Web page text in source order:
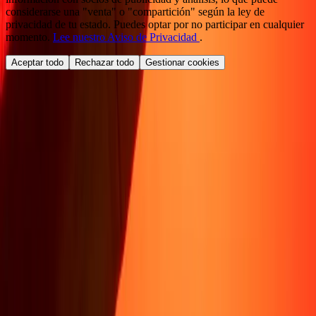
considerarse una "venta" o "compartición" según la ley de
privacidad de tu estado. Puedes optar por no participar en cualquier
momento. Lee nuestro Aviso de Privacidad .
Aceptar todo Rechazar todo Gestionar cookies